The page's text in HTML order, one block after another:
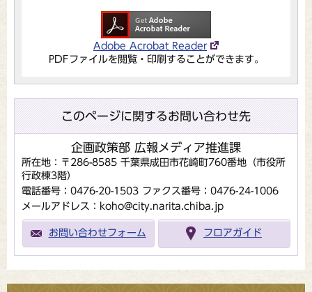
Adobe Acrobat Reader
PDFファイルを閲覧・印刷することができます。
このページに関するお問い合わせ先
企画政策部 広報メディア推進課
所在地：〒286-8585 千葉県成田市花崎町760番地（市役所
行政棟3階）
電話番号：0476-20-1503 ファクス番号：0476-24-1006
メールアドレス：koho@city.narita.chiba.jp
お問い合わせフォーム フロアガイド